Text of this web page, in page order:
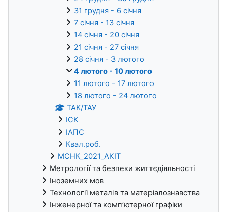
31 грудня - 6 січня
7 січня - 13 січня
14 січня - 20 січня
21 січня - 27 січня
28 січня - 3 лютого
4 лютого - 10 лютого
11 лютого - 17 лютого
18 лютого - 24 лютого
ТАК/ТАУ
ІСК
ІАПС
Квал.роб.
МСНК_2021_АКІТ
Метрології та безпеки життєдіяльності
Іноземних мов
Технології металів та матеріалознавства
Інженерної та комп’ютерної графіки